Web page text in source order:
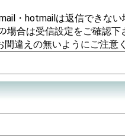
・hotmailは返信できない
場合は受信設定をご確認下
間違えの無いようにご注意